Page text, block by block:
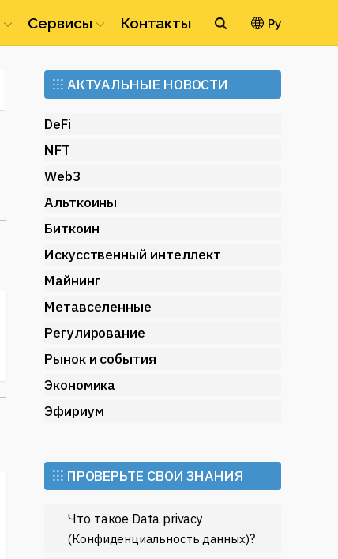
Сервисы Контакты Ру
Ethereum (ETH)
⁝⁝⁝ АКТУАЛЬНЫЕ НОВОСТИ
DeFi
NFT
Web3
Альткоины
Биткоин
Искусственный интеллект
Майнинг
Метавселенные
Регулирование
Рынок и события
Экономика
Эфириум
⁝⁝⁝ ПРОВЕРЬТЕ СВОИ ЗНАНИЯ
Что такое Data privacy
(Конфиденциальность данных)?